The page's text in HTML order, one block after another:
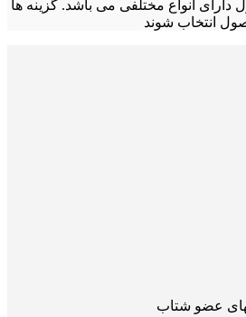
دارای انواع مختلفی می باشد. گزینه ها
انتخاب شوند
عضو شتاب